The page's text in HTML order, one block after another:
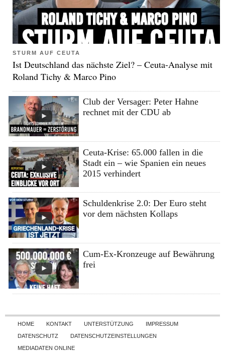
STURM AUF CEUTA
Ist Deutschland das nächste Ziel? – Ceuta-Analyse mit
Roland Tichy & Marco Pino
Club der Versager: Peter Hahne
rechnet mit der CDU ab
Ceuta-Krise: 65.000 fallen in die
Stadt ein – wie Spanien ein neues
2015 verhindert
Schuldenkrise 2.0: Der Euro steht
vor dem nächsten Kollaps
Cum-Ex-Kronzeuge auf Bewährung
frei
Skip to content
HOME KONTAKT UNTERSTÜTZUNG
IMPRESSUM
DATENSCHUTZ
DATENSCHUTZEINSTELLUNGEN
MEDIADATEN ONLINE